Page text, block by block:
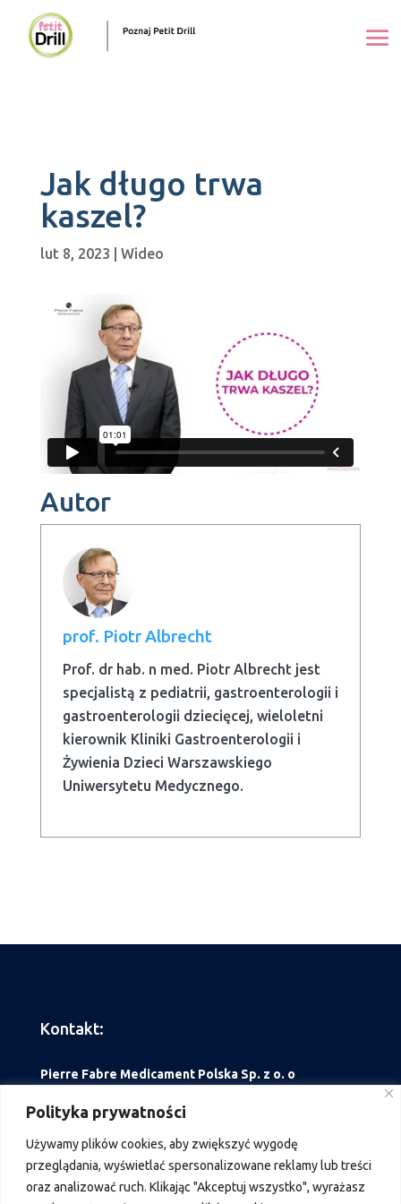
Polityka prywatności
Używamyplikówcookies, aby zwiększyć wygodę
przeglądania, wyświetlać spersonalizowane reklamylub treści
oraz analizować ruch. Klikając "Akceptuj wszystko", wyrażasz
Jak długo trwa
kaszel?
lut 8, 2023 Wideo
Autor
prof. Piotr Albrecht
Prof. dr hab. n med. Piotr Albrecht jest
specjalistą z pediatrii, gastroenterologii i
gastroenterologii dziecięcej, wieloletni
kierownik Kliniki Gastroenterologii i
Żywienia Dzieci Warszawskiego
Uniwersytetu Medycznego.
Kontakt:
Pierre Fabre Medicament Polska Sp. z o. o
00 – 762 Warszawa
tel. +48 22 559 63 00
Fax: +48 22 559 63 89